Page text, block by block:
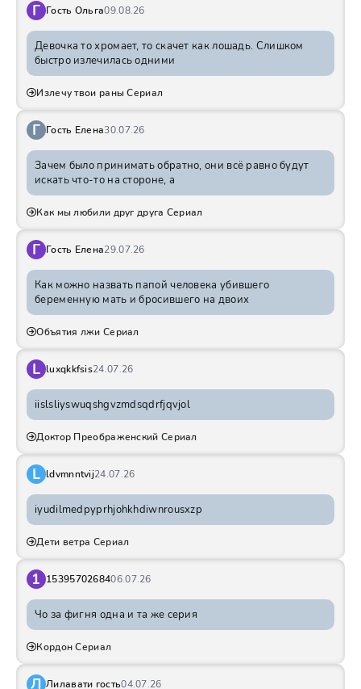
Г Гость Ольга09.08.26
Девочка то хромает, то скачет как лошадь. Слишком
быстро излечилась одними
Излечу твои раны Сериал
Г Гость Елена30.07.26
Зачем было принимать обратно, они всё равно будут
искать что-то на стороне, а
Как мы любили друг друга Сериал
Г Гость Елена29.07.26
Как можно назвать папой человека убившего
беременную мать и бросившего на двоих
Объятия лжи Сериал
L luxqkkfsis24.07.26
iislsliyswuqshgvzmdsqdrfjqvjol
Доктор Преображенский Сериал
L ldvmnntvij24.07.26
iyudilmedpyprhjohkhdiwnrousxzp
Дети ветра Сериал
1 1539570268406.07.26
Чо за фигня одна и та же серия
Кордон Сериал
Л Лилавати гость04.07.26